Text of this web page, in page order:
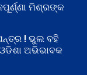
ମିଶ୍ରଙ୍କ
! ଭୁଲ ବହି
ଅଭିଭାବକ